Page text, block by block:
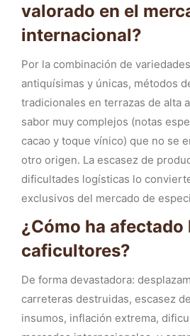
valorado en el
internacional?
Por la combinación de
antiquísimas y únicas, métodos
tradicionales en terrazas de alta
sabor muy complejos (notas
cacao y toque vínico) que no se
otro origen. La escasez de
dificultades logísticas lo
exclusivos del mercado de
¿Cómo ha
caficultores?
De forma devastadora:
carreteras destruidas, escasez
insumos, inflación extrema,